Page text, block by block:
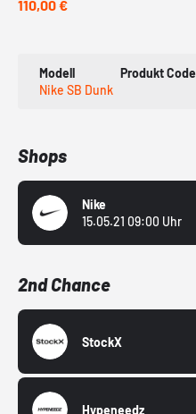
110,00 €
Modell
Nike SB Dunk
Produkt Code
Shops
Nike
15.05.21 09:00 Uhr
2nd Chance
StockX
Hypeneedz